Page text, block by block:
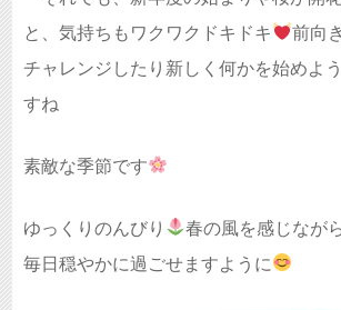
と、気持ちもワクワクドキドキ
前向
チャレンジしたり新しく何かを始めよ
すね
素敵な季節です
ゆっくりのんびり
春の風を感じなが
毎日穏やかに過ごせますように